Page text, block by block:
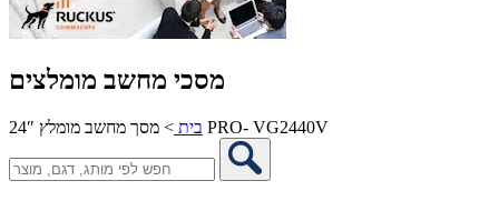
מסכי מחשב מומלצים
בית > מסך מחשב מומלץ 24″ PRO- VG2440V